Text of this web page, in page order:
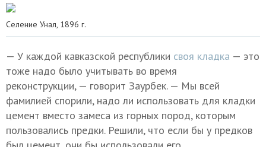
Селение Унал, 1896 г.
— У каждой кавказской республики своя кладка — это
тоже надо было учитывать во время
реконструкции, — говорит Заурбек. — Мы всей
фамилией спорили, надо ли использовать для кладки
цемент вместо замеса из горных пород, которым
пользовались предки. Решили, что если бы у предков